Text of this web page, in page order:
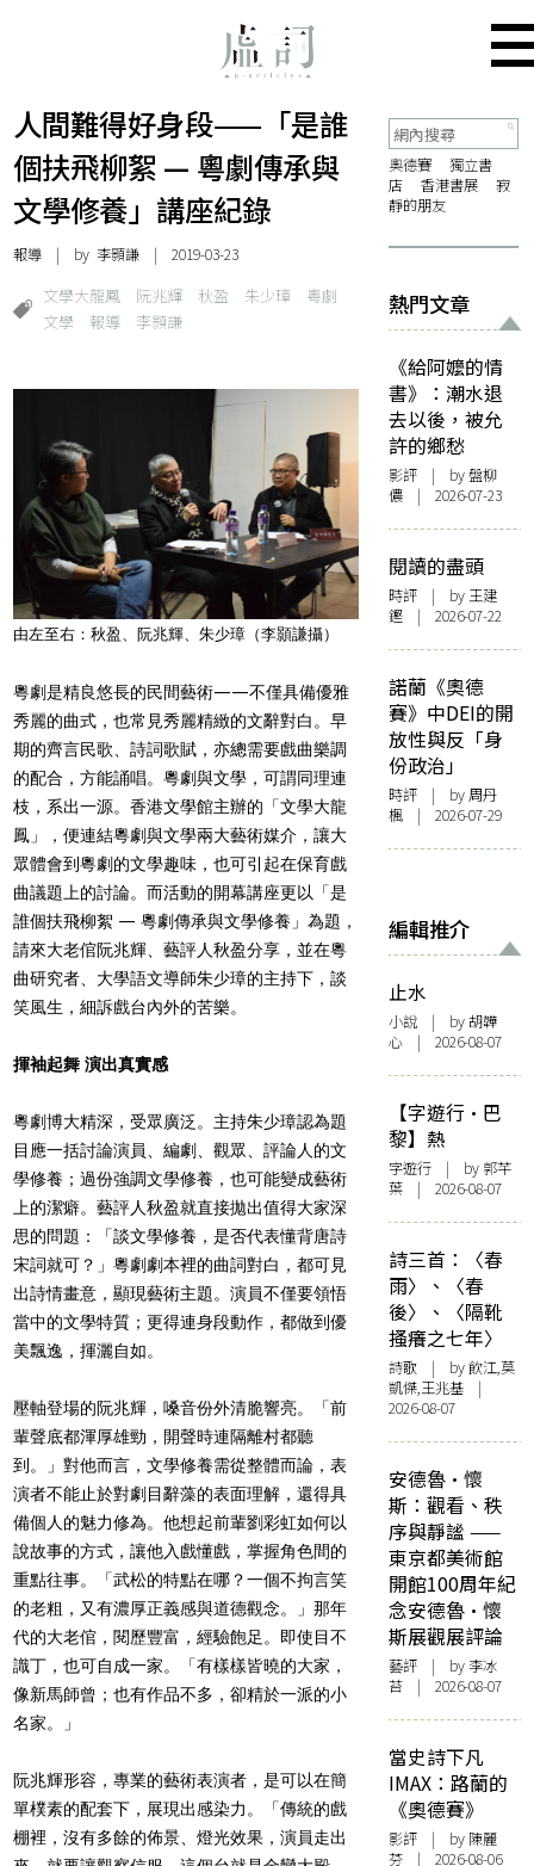
人間難得好身段——「是誰
個扶飛柳絮 — 粵劇傳承與
文學修養」講座紀錄
報導 | by 李顥謙 | 2019-03-23
文學大龍鳳 阮兆輝 秋盈 朱少璋
粵劇
文學
報導 李顥謙
由左至右：秋盈、阮兆輝、朱少璋（李顥謙攝）
粵劇是精良悠長的民間藝術——不僅具備優雅
秀麗的曲式，也常見秀麗精緻的文辭對白。早
期的齊言民歌、詩詞歌賦，亦總需要戲曲樂調
的配合，方能誦唱。粵劇與文學，可謂同理連
枝，系出一源。香港文學館主辦的「文學大龍
鳳」，便連結粵劇與文學兩大藝術媒介，讓大
眾體會到粵劇的文學趣味，也可引起在保育戲
曲議題上的討論。而活動的開幕講座更以「是
誰個扶飛柳絮 — 粵劇傳承與文學修養」為題，
請來大老倌阮兆輝、藝評人秋盈分享，並在粵
曲研究者、大學語文導師朱少璋的主持下，談
笑風生，細訴戲台內外的苦樂。
揮袖起舞 演出真實感
粵劇博大精深，受眾廣泛。主持朱少璋認為題
目應一括討論演員、編劇、觀眾、評論人的文
學修養；過份強調文學修養，也可能變成藝術
上的潔癖。藝評人秋盈就直接拋出值得大家深
思的問題：「談文學修養，是否代表懂背唐詩
宋詞就可？」粵劇劇本裡的曲詞對白，都可見
出詩情畫意，顯現藝術主題。演員不僅要領悟
當中的文學特質；更得連身段動作，都做到優
美飄逸，揮灑自如。
壓軸登場的阮兆輝，嗓音份外清脆響亮。「前
輩聲底都渾厚雄勁，開聲時連隔離村都聽
到。」對他而言，文學修養需從整體而論，表
演者不能止於對劇目辭藻的表面理解，還得具
備個人的魅力修為。他想起前輩劉彩虹如何以
說故事的方式，讓他入戲懂戲，掌握角色間的
重點往事。「武松的特點在哪？一個不拘言笑
的老粗，又有濃厚正義感與道德觀念。」那年
代的大老倌，閱歷豐富，經驗飽足。即使目不
識丁，也可自成一家。「有樣樣皆曉的大家，
像新馬師曾；也有作品不多，卻精於一派的小
名家。」
阮兆輝形容，專業的藝術表演者，是可以在簡
單樸素的配套下，展現出感染力。「傳統的戲
棚裡，沒有多餘的佈景、燈光效果，演員走出
奧德賽
獨立書
店
香港書展
寂
靜的朋友
熱門文章
《給阿嬤的情
書》：潮水退
去以後，被允
許的鄉愁
影評 | by 盤柳
儂 | 2026-07-23
閱讀的盡頭
時評 | by 王建
鏗 | 2026-07-22
諾蘭《奧德
賽》中DEI的開
放性與反「身
份政治」
時評 | by周丹
楓 | 2026-07-29
編輯推介
止水
小說 | by 胡韡
心 | 2026-08-07
【字遊行·巴
黎】熱
字遊行 | by 郭芊
葉 | 2026-08-07
詩三首：〈春
雨〉、〈春
後〉、〈隔靴
搔癢之七年〉
詩歌 | by 飲江,莫
凱傑,王兆基 |
2026-08-07
安德魯·懷
斯：觀看、秩
序與靜謐 ——
東京都美術館
開館100周年紀
念安德魯·懷
斯展觀展評論
藝評 | by 李冰
苔 | 2026-08-07
當史詩下凡
IMAX：路蘭的
《奧德賽》
影評 | by 陳麗
芬 | 2026-08-06